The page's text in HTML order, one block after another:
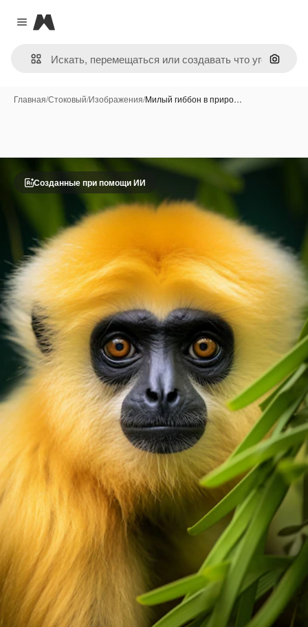
Close menu
Magnific
Поиск
Главная/Стоковый/Изображения/Милый гиббон в приро…
Созданные при помощи ИИ